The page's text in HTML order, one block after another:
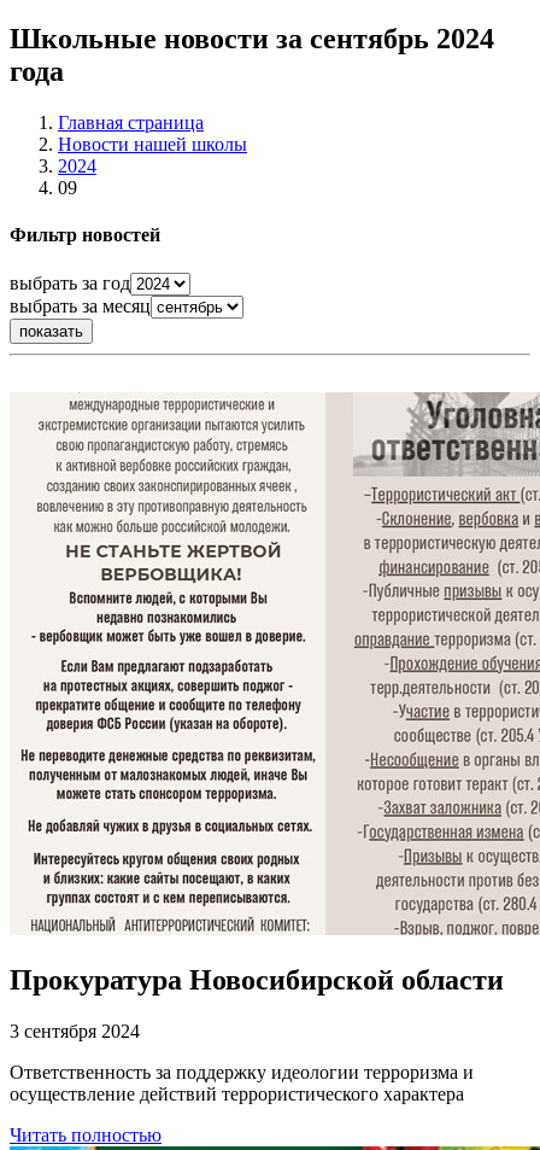
Школьные новости за сентябрь 2024
года
Главная страница
Новости нашей школы
2024
09
Фильтр новостей
выбрать за год
выбрать за месяц
Прокуратура Новосибирской области
3 сентября 2024
Ответственность за поддержку идеологии терроризма и
осуществление действий террористического характера
Читать полностью